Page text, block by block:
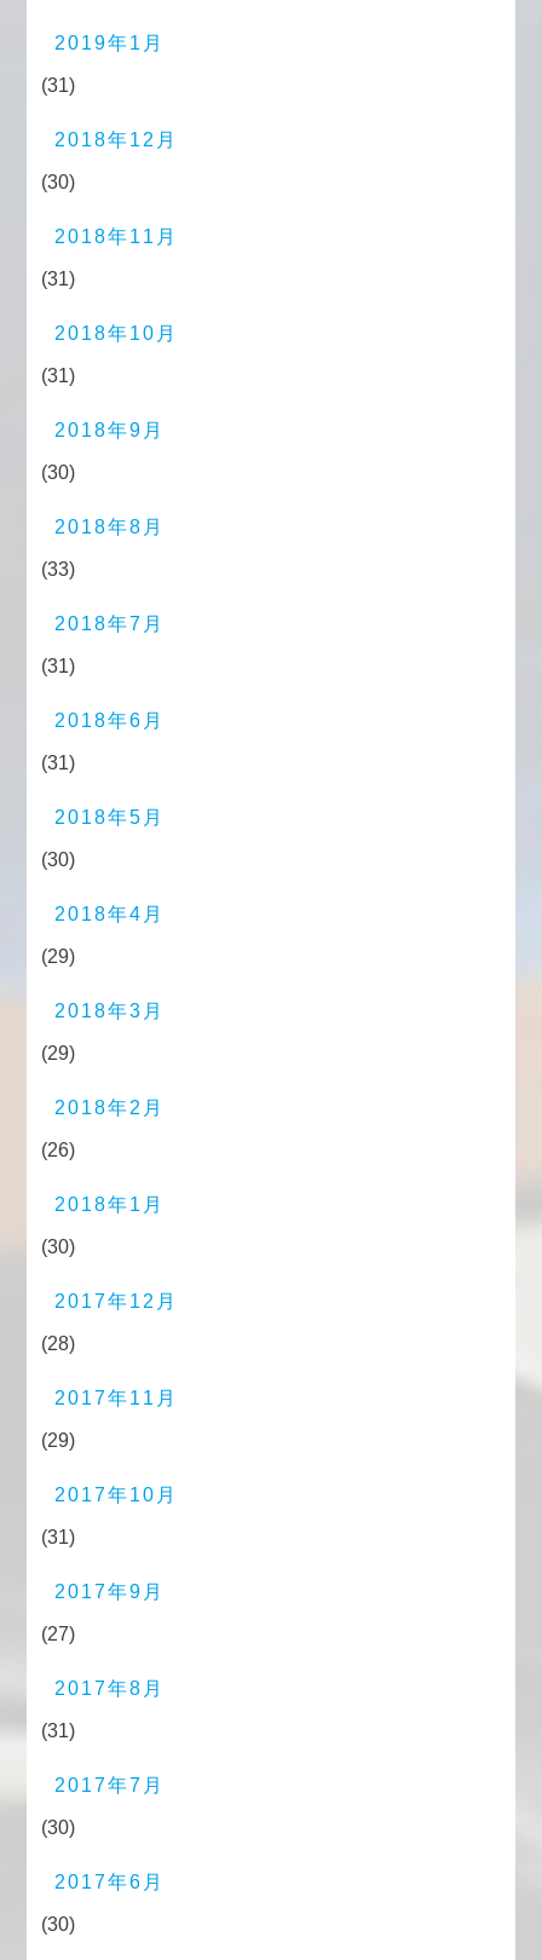
2019年1月
(31)
2018年12月
(30)
2018年11月
(31)
2018年10月
(31)
2018年9月
(30)
2018年8月
(33)
2018年7月
(31)
2018年6月
(31)
2018年5月
(30)
2018年4月
(29)
2018年3月
(29)
2018年2月
(26)
2018年1月
(30)
2017年12月
(28)
2017年11月
(29)
2017年10月
(31)
2017年9月
(27)
2017年8月
(31)
2017年7月
(30)
2017年6月
(30)